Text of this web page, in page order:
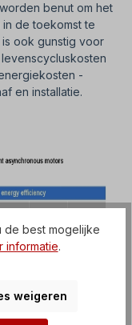
benut om het
de toekomst te
ook gunstig voor
-
en installatie.
de best mogelijke
informatie.
weigeren